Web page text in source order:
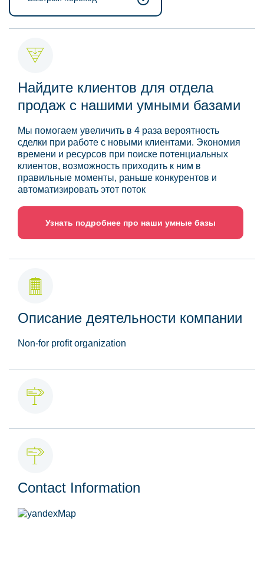
Найдите клиентов для отдела
продаж с нашими умными базами
Мы помогаем увеличить в 4 раза вероятность
сделки при работе с новыми клиентами. Экономия
времени и ресурсов при поиске потенциальных
клиентов, возможность приходить к ним в
правильные моменты, раньше конкурентов и
автоматизировать этот поток
Узнать подробнее про наши умные базы
Описание деятельности компании
Non-for profit organization
Contact Information